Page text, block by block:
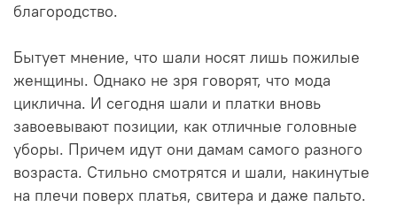
благородство.
Бытует мнение, что шали носят лишь пожилые
женщины. Однако не зря говорят, что мода
циклична. И сегодня шали и платки вновь
завоевывают позиции, как отличные головные
уборы. Причем идут они дамам самого разного
возраста. Стильно смотрятся и шали, накинутые
на плечи поверх платья, свитера и даже пальто.